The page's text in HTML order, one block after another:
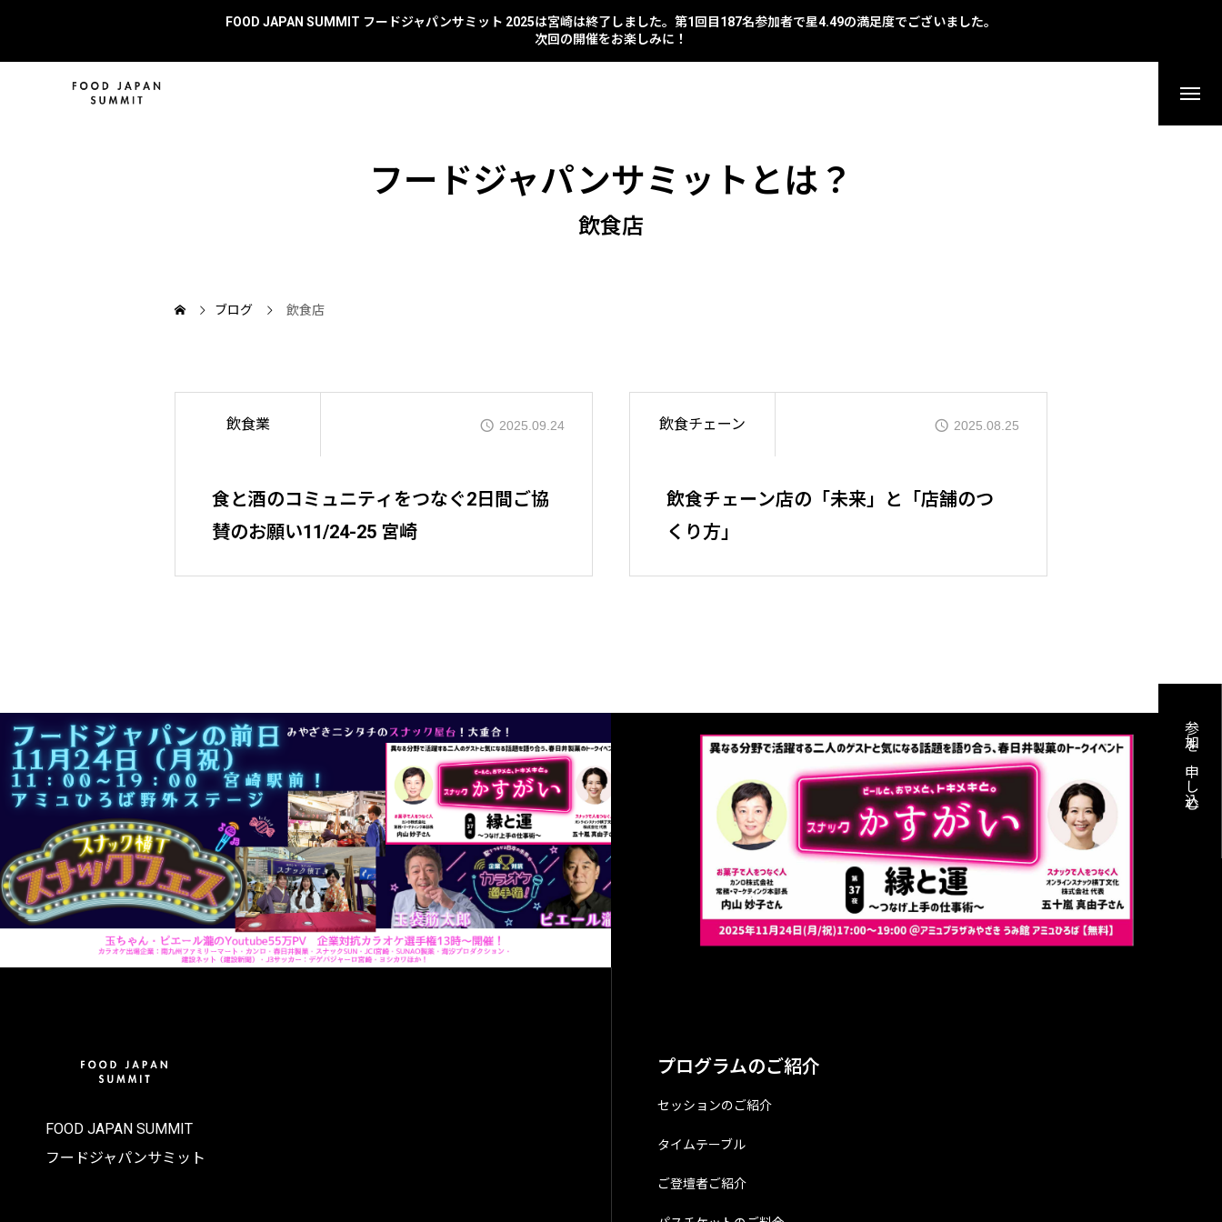
FOOD JAPAN SUMMIT フードジャパンサミット 2025は宮崎は終了しました。第1回目187名参加者で星4.49の満足度でございました。
次回の開催をお楽しみに！
セッションのご紹介
タイムテーブル
お申し込みはこちら
アクセス（会場のご案内）
プライバシーポリシー
参加を申し込む
フードジャパンサミットとは？
飲食店
ブログ 飲食店
飲食業 2025.09.24
食と酒のコミュニティをつなぐ2日間ご協
賛のお願い11/24-25 宮崎
飲食チェーン 2025.08.25
飲食チェーン店の「未来」と「店舗のつ
くり方」
FOOD JAPAN SUMMIT
フードジャパンサミット
プログラムのご紹介
セッションのご紹介
タイムテーブル
ご登壇者ご紹介